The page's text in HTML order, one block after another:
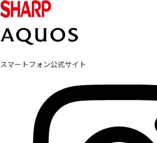
スマートフォン公式サイト